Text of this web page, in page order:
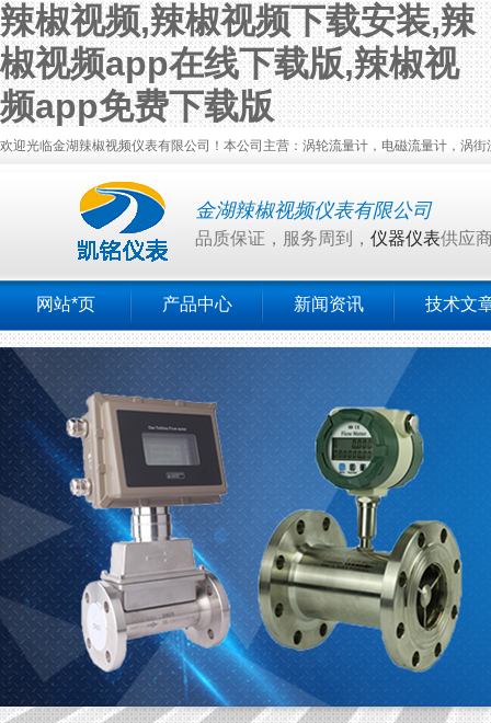
辣椒视频,辣椒视频下载安装,辣
椒视频app在线下载版,辣椒视
频app免费下载版
欢迎光临金湖辣椒视频仪表有限公司！本公司主营：涡轮流量计，电磁流量计
金湖辣椒视频仪表有限公司
品质保证，服务周到， 仪器仪表供应
网站*页 产品中心 新闻资讯 技术文